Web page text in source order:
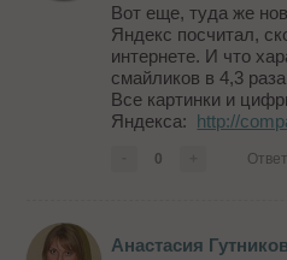
Вот еще, туда же
Яндекс посчитал,
интернете. И что
смайликов в 4,3
Все картинки и
Яндекса: http://
0
Анастасия